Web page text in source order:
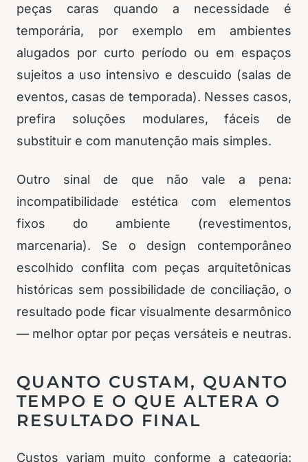
peças caras quando a necessidade é
temporária, por exemplo em ambientes
alugados por curto período ou em espaços
sujeitos a uso intensivo e descuido (salas de
eventos, casas de temporada). Nesses casos,
prefira soluções modulares, fáceis de
substituir e com manutenção mais simples.
Outro sinal de que não vale a pena:
incompatibilidade estética com elementos
fixos do ambiente (revestimentos,
marcenaria). Se o design contemporâneo
escolhido conflita com peças arquitetônicas
históricas sem possibilidade de conciliação, o
resultado pode ficar visualmente desarmônico
— melhor optar por peças versáteis e neutras.
QUANTO CUSTAM, QUANTO
TEMPO E O QUE ALTERA O
RESULTADO FINAL
Custos variam muito conforme a categoria: